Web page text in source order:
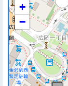
+
−